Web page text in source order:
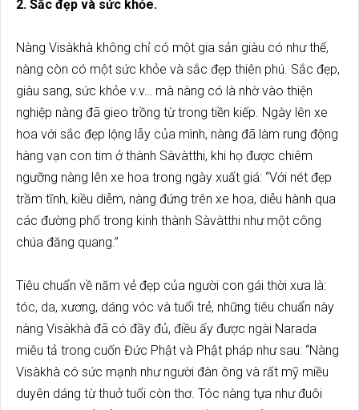
2. Sắc đẹp và sức khỏe.
Nàng Visàkhà không chỉ có một gia sản giàu có như thế,
nàng còn có một sức khỏe và sắc đẹp thiên phú. Sắc đẹp,
giàu sang, sức khỏe v.v… mà nàng có là nhờ vào thiện
nghiệp nàng đã gieo trồng từ trong tiền kiếp. Ngày lên xe
hoa với sắc đẹp lộng lẫy của mình, nàng đã làm rung động
hàng vạn con tim ở thành Sàvàtthi, khi họ được chiêm
ngưỡng nàng lên xe hoa trong ngày xuất giá: “Với nét đẹp
trầm tĩnh, kiều diễm, nàng đứng trên xe hoa, diễu hành qua
các đường phố trong kinh thành Sàvàtthi như một công
chúa đăng quang.”
Tiêu chuẩn về năm vẻ đẹp của người con gái thời xưa là:
tóc, da, xương, dáng vóc và tuổi trẻ, những tiêu chuẩn này
nàng Visàkhà đã có đầy đủ, điều ấy được ngài Narada
miêu tả trong cuốn Đức Phật và Phật pháp như sau: “Nàng
Visàkhà có sức mạnh như người đàn ông và rất mỹ miều
duyên dáng từ thuở tuổi còn thơ. Tóc nàng tựa như đuôi